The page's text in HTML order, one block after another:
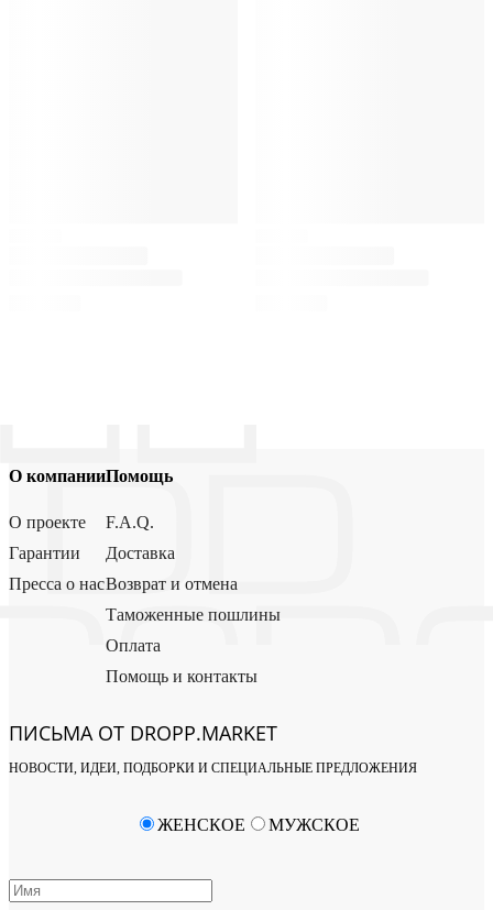
О компании
О проекте
Гарантии
Пресса о нас
Помощь
F.A.Q.
Доставка
Возврат и отмена
Таможенные пошлины
Оплата
Помощь и контакты
ПИСЬМА ОТ DROPP.MARKET
НОВОСТИ, ИДЕИ, ПОДБОРКИ И СПЕЦИАЛЬНЫЕ ПРЕДЛОЖЕНИЯ
ЖЕНСКОЕ МУЖСКОЕ